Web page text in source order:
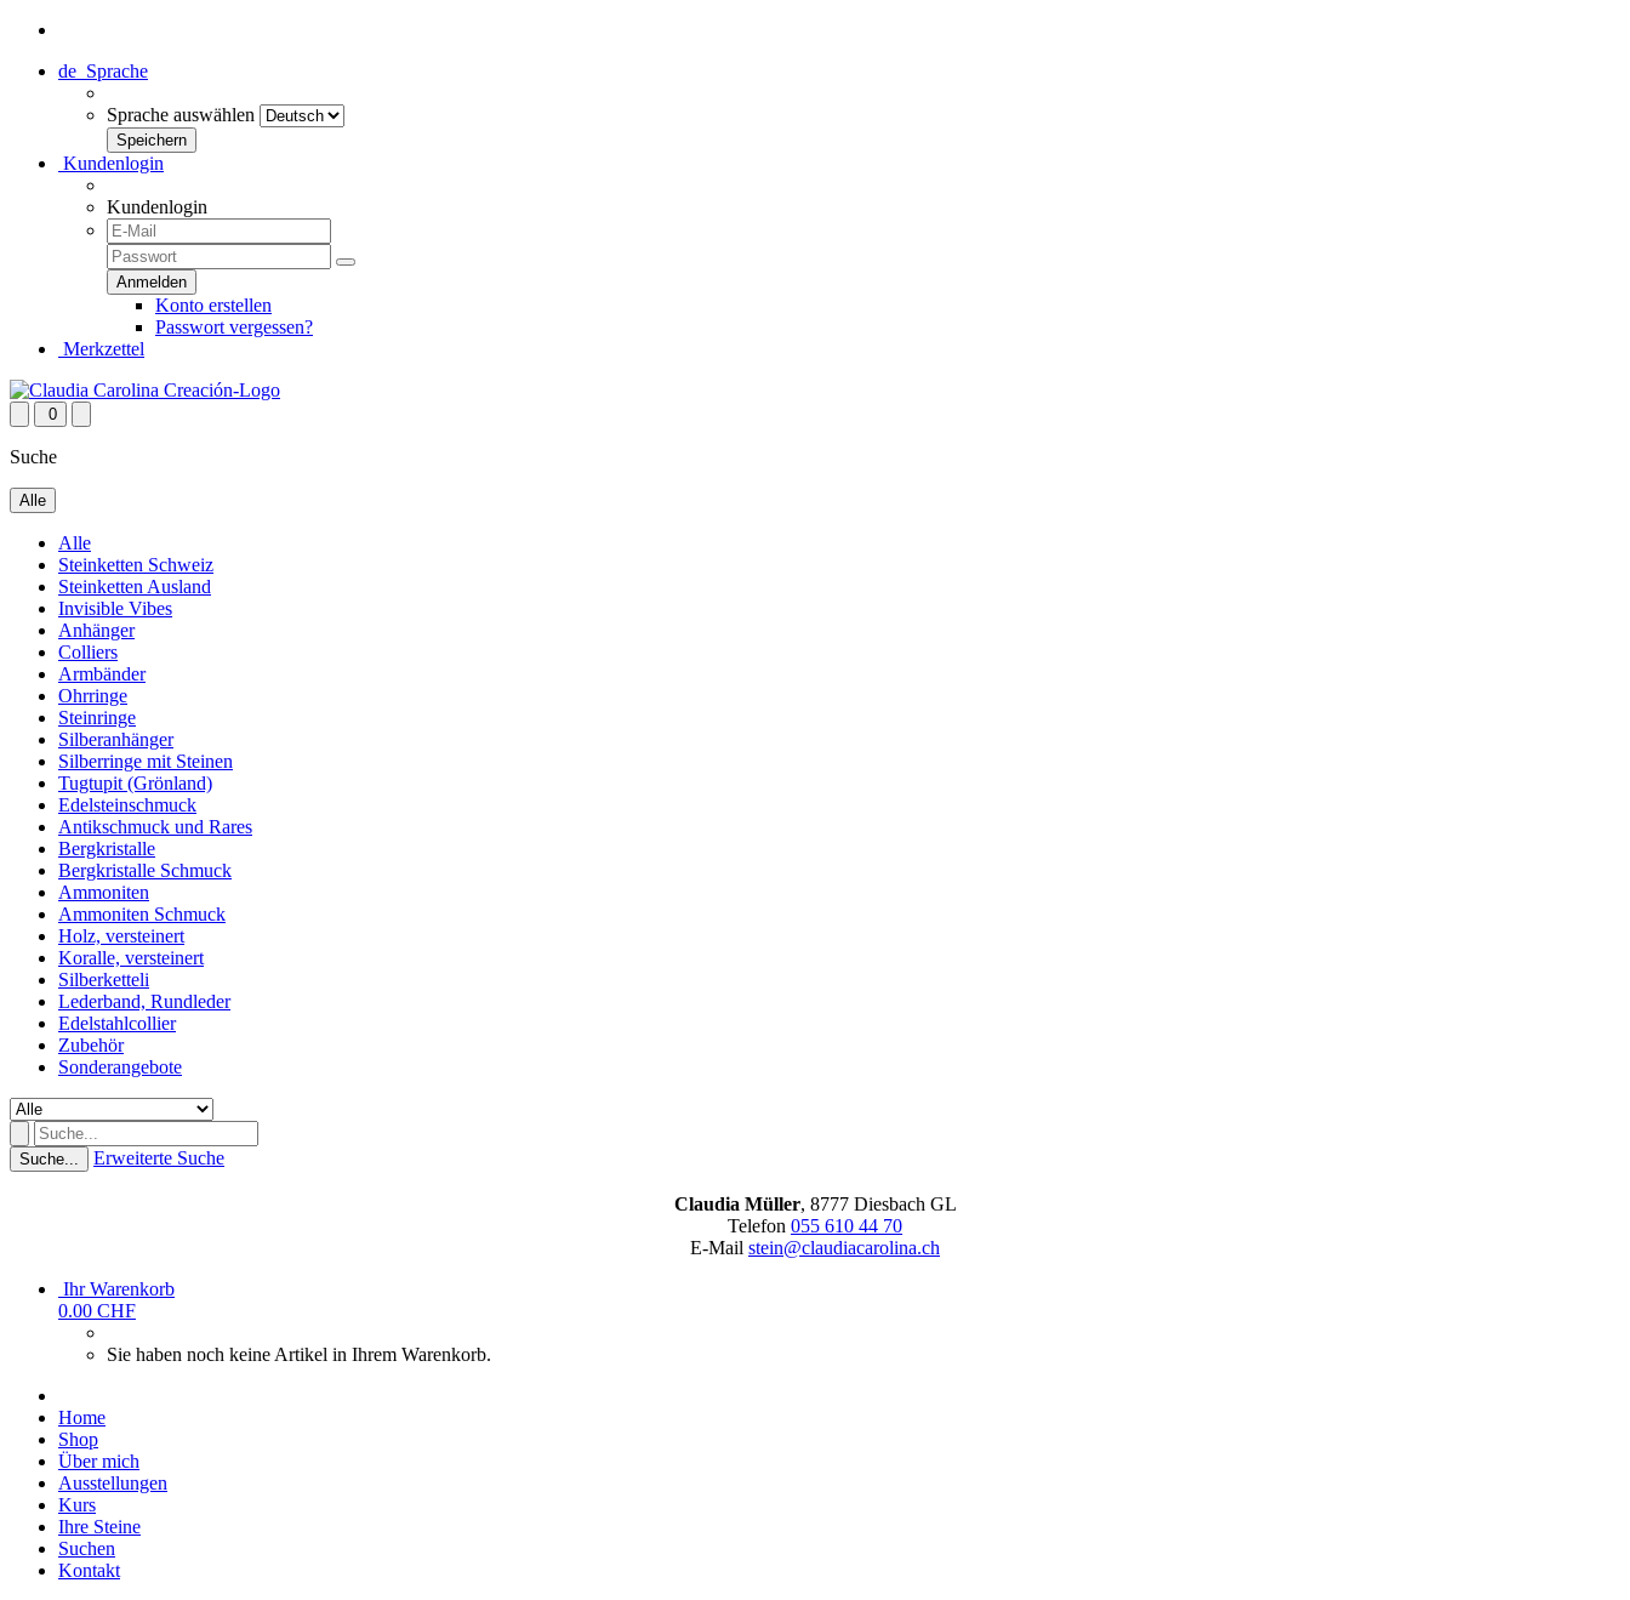
de Sprache
Sprache auswählen
Kundenlogin
Kundenlogin
Konto erstellen
Passwort vergessen?
Merkzettel
0
Suche
Alle
Alle
Steinketten Schweiz
Steinketten Ausland
Invisible Vibes
Anhänger
Colliers
Armbänder
Ohrringe
Steinringe
Silberanhänger
Silberringe mit Steinen
Tugtupit (Grönland)
Edelsteinschmuck
Antikschmuck und Rares
Bergkristalle
Bergkristalle Schmuck
Ammoniten
Ammoniten Schmuck
Holz, versteinert
Koralle, versteinert
Silberketteli
Lederband, Rundleder
Edelstahlcollier
Zubehör
Sonderangebote
Suche... Erweiterte Suche
Claudia Müller, 8777 Diesbach GL
Telefon 055 610 44 70
E-Mail stein@claudiacarolina.ch
Ihr Warenkorb
0.00 CHF
Sie haben noch keine Artikel in Ihrem Warenkorb.
Home
Shop
Über mich
Ausstellungen
Kurs
Ihre Steine
Suchen
Kontakt